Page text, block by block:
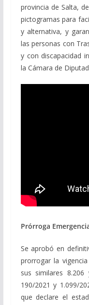
provincia de Salta,
pictogramas para
y alternativa, y
las personas con
y con discapacidad
la Cámara de
Prórroga
Se aprobó en
prorrogar la
sus similares
190/2021 y 1.099/
que declare el